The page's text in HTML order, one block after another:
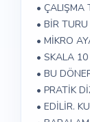
• ÇALIŞMA
• BİR
• MİKRO
• SKALA
• BU
• PRATİK
• EDİLİR.